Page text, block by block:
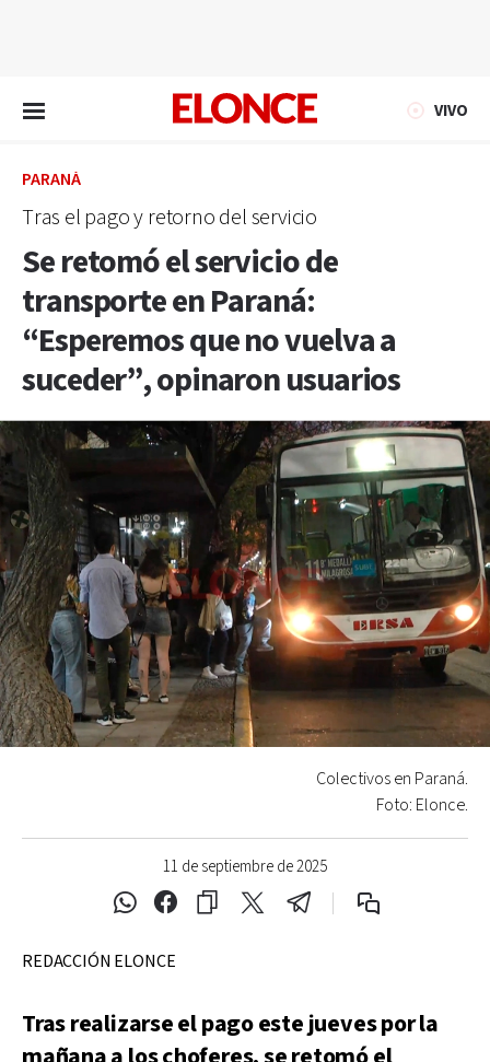
VIVO
PARANÁ
Tras el pago y retorno del servicio
Se retomó el servicio de
transporte en Paraná:
“Esperemos que no vuelva a
suceder”, opinaron usuarios
11 de septiembre de 2025
Colectivos en Paraná.
Foto: Elonce.
REDACCIÓN ELONCE
Tras realizarse el pago este jueves por la